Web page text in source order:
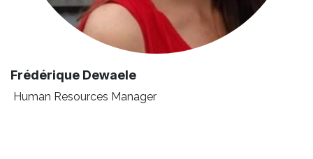
Frédérique Dewaele
Human Resources Manager